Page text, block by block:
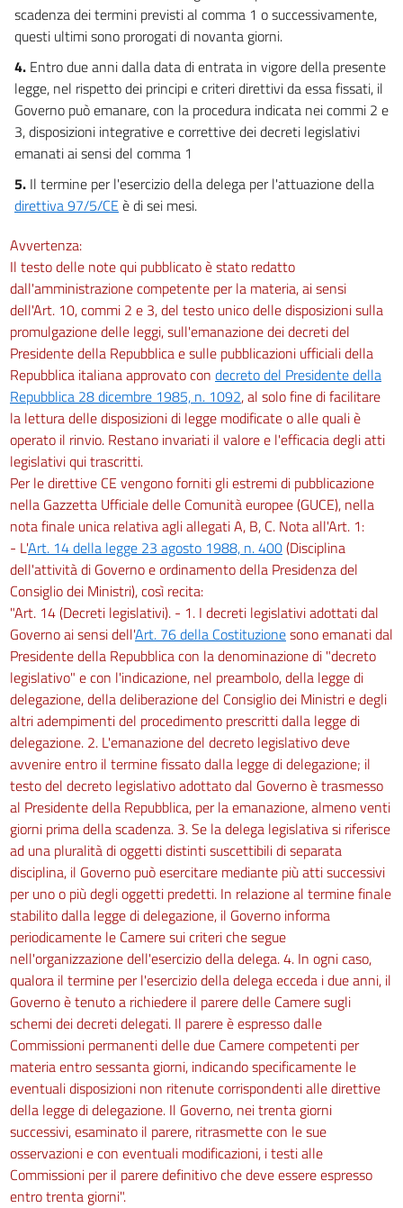
Allegato C
scadenza dei termini previsti al comma 1 o successivamente,
questi ultimi sono prorogati di novanta giorni.
4. Entro due anni dalla data di entrata in vigore della presente
legge, nel rispetto dei principi e criteri direttivi da essa fissati, il
Governo può emanare, con la procedura indicata nei commi 2 e
3, disposizioni integrative e correttive dei decreti legislativi
emanati ai sensi del comma 1
5. Il termine per l'esercizio della delega per l'attuazione della
direttiva 97/5/CE è di sei mesi.
Avvertenza:
Il testo delle note qui pubblicato è stato redatto
dall'amministrazione competente per la materia, ai sensi
dell'Art. 10, commi 2 e 3, del testo unico delle disposizioni sulla
promulgazione delle leggi, sull'emanazione dei decreti del
Presidente della Repubblica e sulle pubblicazioni ufficiali della
Repubblica italiana approvato con decreto del Presidente della
Repubblica 28 dicembre 1985, n. 1092, al solo fine di facilitare
la lettura delle disposizioni di legge modificate o alle quali è
operato il rinvio. Restano invariati il valore e l'efficacia degli atti
legislativi qui trascritti.
Per le direttive CE vengono forniti gli estremi di pubblicazione
nella Gazzetta Ufficiale delle Comunità europee (GUCE), nella
nota finale unica relativa agli allegati A, B, C. Nota all'Art. 1:
- L'Art. 14 della legge 23 agosto 1988, n. 400(Disciplina
dell'attività di Governo e ordinamento della Presidenza del
Consiglio dei Ministri), così recita:
"Art. 14 (Decreti legislativi). - 1. I decreti legislativi adottati dal
Governo ai sensi dell'Art. 76 della Costituzionesono emanati dal
Presidente della Repubblica con la denominazione di "decreto
legislativo" e con l'indicazione, nel preambolo, della legge di
delegazione, della deliberazione del Consiglio dei Ministri e degli
altri adempimenti del procedimento prescritti dalla legge di
delegazione. 2. L'emanazione del decreto legislativo deve
avvenire entro il termine fissato dalla legge di delegazione; il
testo del decreto legislativo adottato dal Governo è trasmesso
al Presidente della Repubblica, per la emanazione, almeno venti
giorni prima della scadenza. 3. Se la delega legislativa si riferisce
ad una pluralità di oggetti distinti suscettibili di separata
disciplina, il Governo può esercitare mediante più atti successivi
per uno o più degli oggetti predetti. In relazione al termine finale
stabilito dalla legge di delegazione, il Governo informa
periodicamente le Camere sui criteri che segue
nell'organizzazione dell'esercizio della delega. 4. In ogni caso,
qualora il termine per l'esercizio della delega ecceda i due anni, il
Governo è tenuto a richiedere il parere delle Camere sugli
schemi dei decreti delegati. Il parere è espresso dalle
Commissioni permanenti delle due Camere competenti per
materia entro sessanta giorni, indicando specificamente le
eventuali disposizioni non ritenute corrispondenti alle direttive
della legge di delegazione. Il Governo, nei trenta giorni
successivi, esaminato il parere, ritrasmette con le sue
osservazioni e con eventuali modificazioni, i testi alle
Commissioni per il parere definitivo che deve essere espresso
entro trenta giorni".